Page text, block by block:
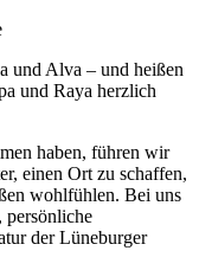
und Alva – und heißen
und Raya herzlich
haben, führen wir
einen Ort zu schaffen,
wohlfühlen. Bei uns
persönliche
der Lüneburger